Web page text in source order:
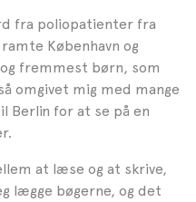
fra poliopatienter fra
København og
fremmest børn, som
omgivet mig med mange
Berlin for at se på en
at læse og at skrive,
lægge bøgerne, og det